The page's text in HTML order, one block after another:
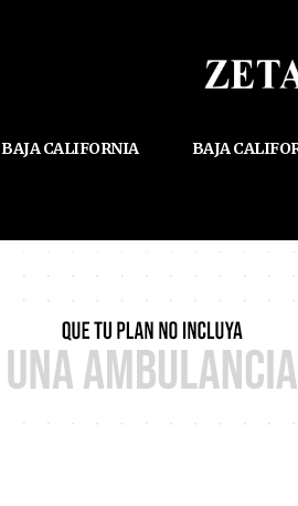
BAJA CALIFORNIA BAJA